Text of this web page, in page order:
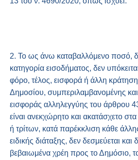
2. Το ως άνω καταβαλλόμενο ποσό,
κατηγορία εισοδήματος, δεν
φόρο, τέλος, εισφορά ή άλλη
Δημοσίου, συμπεριλαμβανομένης και
εισφοράς αλληλεγγύης του άρθρου
είναι ανεκχώρητο και ακατάσχετο
ή τρίτων, κατά παρέκκλιση κάθε
ειδικής διάταξης, δεν δεσμεύεται και
βεβαιωμένα χρέη προς το Δημόσιο,